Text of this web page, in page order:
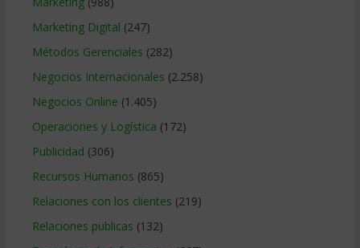
Marketing Digital (247)
Métodos Gerenciales (282)
Negocios Internacionales (2.258)
Negocios Online (1.405)
Operaciones y Logística (172)
Publicidad (306)
Recursos Humanos (865)
Relaciones con los clientes (219)
Relaciones publicas (132)